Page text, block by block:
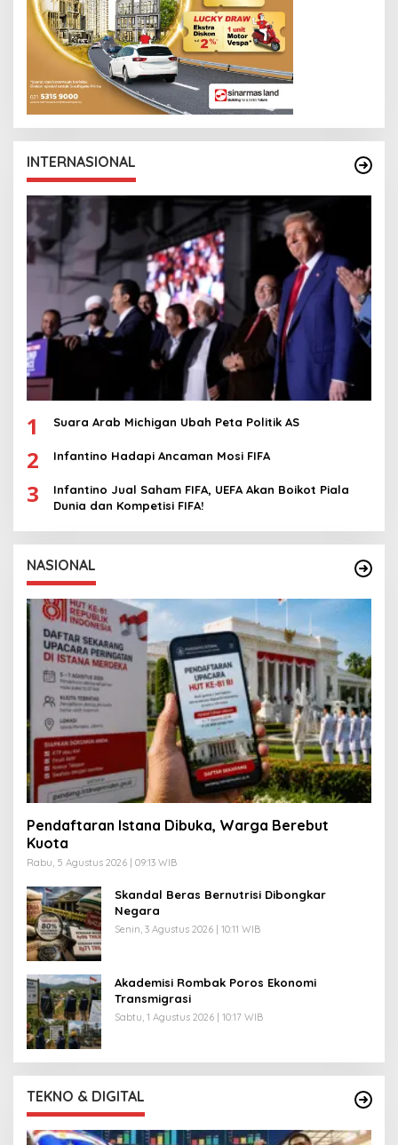
INTERNASIONAL
1 Suara Arab Michigan Ubah Peta Politik AS
2 Infantino Hadapi Ancaman Mosi FIFA
3
Infantino Jual Saham FIFA, UEFA Akan Boikot Piala
Dunia dan Kompetisi FIFA!
NASIONAL
Pendaftaran Istana Dibuka, Warga Berebut
Kuota
Rabu, 5 Agustus 2026 | 09:13 WIB
Skandal Beras Bernutrisi Dibongkar
Negara
Senin, 3 Agustus 2026 | 10:11 WIB
Akademisi Rombak Poros Ekonomi
Transmigrasi
Sabtu, 1 Agustus 2026 | 10:17 WIB
TEKNO & DIGITAL